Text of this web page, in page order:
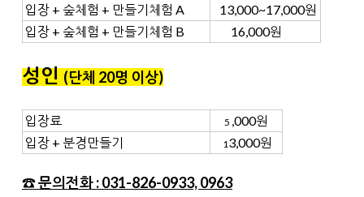
입장 + 숲체험 + 만들기체험 A
13,000~17,000원
입장 + 숲체험 + 만들기체험 B
16,000원
성인(단체 20명 이상)
입장료 5 ,000원
입장 + 분경만들기
13,000원
☎ 문의전화 : 031-826-0933, 0963